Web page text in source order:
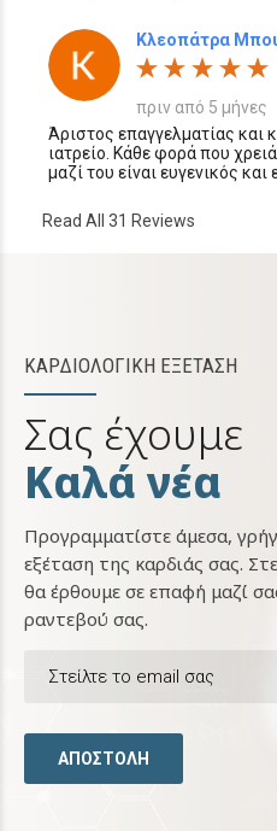
Κλεοπάτρα
πριν από 5 μήνες
Άριστος επαγγελματίας και
ιατρείο. Κάθε φορά που
μαζί του είναι ευγενικός και
Read All 31 Reviews
ΚΑΡΔΙΟΛΟΓΙΚΗ ΕΞΕΤΑΣΗ
Σας έχουμε
Καλά νέα
Προγραμματίστε άμεσα,
εξέταση της καρδιάς σας.
θα έρθουμε σε επαφή μαζί
ραντεβού σας.